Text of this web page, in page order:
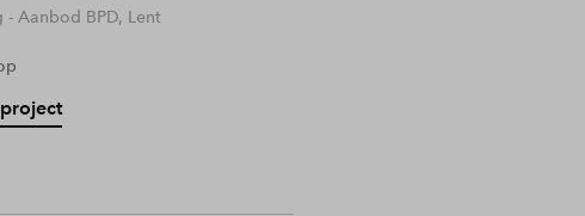
- Aanbod BPD, Lent